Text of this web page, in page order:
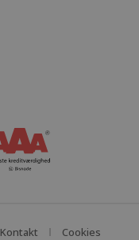
Kontakt Cookies